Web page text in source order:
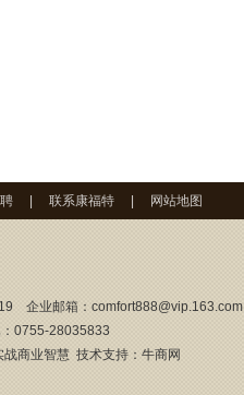
联系康福特 网站地图
企业邮箱： comfort888@vip.163.com
0755-28035833
商业智慧 技术支持： 牛商网